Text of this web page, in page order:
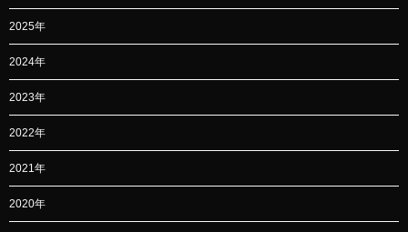
2025年
2024年
2023年
2022年
2021年
2020年